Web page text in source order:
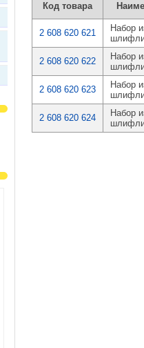
Код товара
2 608 620 621
Набор
2 608 620 622
Набор
2 608 620 623
Набор
2 608 620 624
Набор